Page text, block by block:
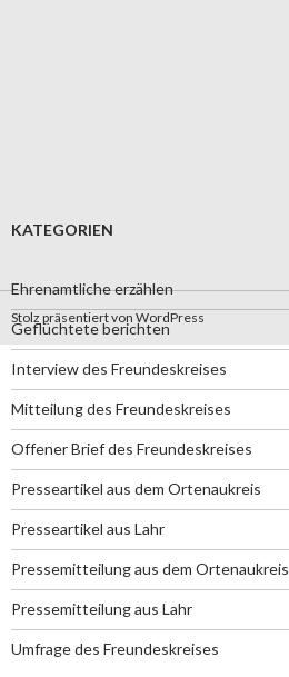
KATEGORIEN
Ehrenamtliche erzählen
Geflüchtete berichten
Interview des Freundeskreises
Mitteilung des Freundeskreises
Offener Brief des Freundeskreises
Presseartikel aus dem Ortenaukreis
Presseartikel aus Lahr
Pressemitteilung aus dem Ortenaukreis
Pressemitteilung aus Lahr
Umfrage des Freundeskreises
Stolz präsentiert von WordPress